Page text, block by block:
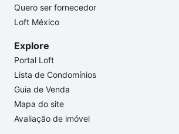
Quero ser fornecedor
Loft México
Explore
Portal Loft
Lista de Condomínios
Guia de Venda
Mapa do site
Avaliação de imóvel